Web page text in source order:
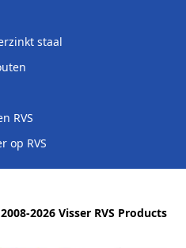
staal
RVS
op RVS
2026 Visser RVS Products